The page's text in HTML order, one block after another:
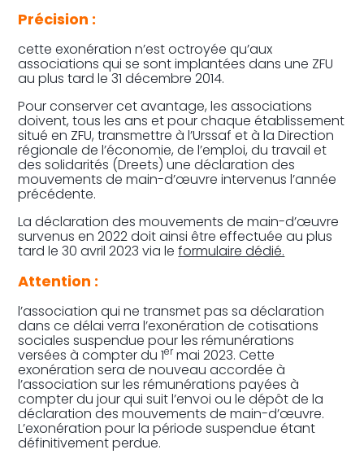
Précision :
cette exonération n’est octroyée qu’aux
associations qui se sont implantées dans une ZFU
au plus tard le 31 décembre 2014.
Pour conserver cet avantage, les associations
doivent, tous les ans et pour chaque établissement
situé en ZFU, transmettre à l’Urssaf et à la Direction
régionale de l’économie, de l’emploi, du travail et
des solidarités (Dreets) une déclaration des
mouvements de main-d’œuvre intervenus l’année
précédente.
La déclaration des mouvements de main-d’œuvre
survenus en 2022 doit ainsi être effectuée au plus
tard le 30 avril 2023 via leformulaire dédié.
Attention :
l’association qui ne transmet pas sa déclaration
dans ce délai verra l’exonération de cotisations
sociales suspendue pour les rémunérations
versées à compter du 1ermai 2023. Cette
exonération sera de nouveau accordée à
l’association sur les rémunérations payées à
compter du jour qui suit l’envoi ou le dépôt de la
déclaration des mouvements de main-d’œuvre.
L’exonération pour la période suspendue étant
définitivement perdue.